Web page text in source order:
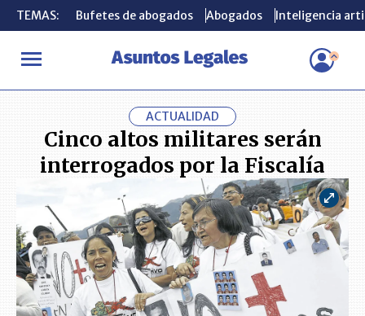
TEMAS: Bufetes de abogados Abogados Inteligencia
INICIO ACTUALIDAD Cinco altos militares serán interrogados
TEMAS: Bufetes de abogados Abogados Inteligencia
ACTUALIDAD
Cinco altos militares serán
interrogados por la Fiscalía